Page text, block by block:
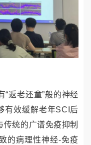
“返老还童”般的神经
有效缓解老年SCI 后
统的广谱免疫抑制
的病理性神经-免疫